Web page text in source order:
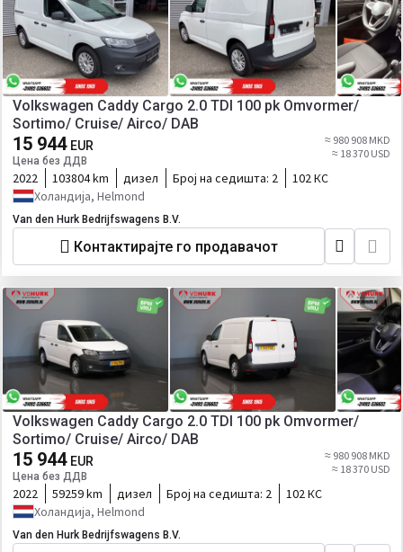
Volkswagen Caddy Cargo 2.0 TDI 100 pk Omvormer/
Sortimo/ Cruise/ Airco/ DAB
15 944 EUR
Цена без ДДВ
≈ 980 908 MKD
≈ 18 370 USD
2022 103804 km дизел Број на седишта: 2
102 КС
Холандија, Helmond
Van den Hurk Bedrijfswagens B.V.
Контактирајте го продавачот
Volkswagen Caddy Cargo 2.0 TDI 100 pk Omvormer/
Sortimo/ Cruise/ Airco/ DAB
15 944 EUR
Цена без ДДВ
≈ 980 908 MKD
≈ 18 370 USD
2022 59259 km дизел Број на седишта: 2
102 КС
Холандија, Helmond
Van den Hurk Bedrijfswagens B.V.